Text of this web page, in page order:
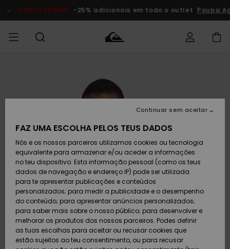
do
DUPLA PROMO -25% adicionais em todo o outlet Poupa
Calçado e
chinelos
Surfe/água
Snow
MENINO
Calçado e
chinelos
Surfe/água
Neve
MULHER
chegados
Highlights
Snow
SURF
Homem
Crianças
Highlights
Community
SNOW
Neve
Homem
Artigos
Criança
Snow Shop
Feminino
Highlights
DUPLA
PROMO
Homem
Criança
Outlet
Mulher
encomenda
Devoluções
Pagamento
Cartão
presente
Quiksilver
Freedom
FAZ UMA ESCOLHA PELOS TEUS DADOS
Nós e os nossos parceiros utilizamos cookies ou tecnologia
equivalente para armazenar e/ou aceder a informações
no teu dispositivo. Esta informação pessoal (como os teus
dados de navegação e endereço IP) pode ser utilizada
para te apresentar publicações e conteúdos
personalizados; para medir a publicidade e o desempenho
do conteúdo; para apresentar anúncios personalizados;
para saber mais sobre o nosso público; para desenvolver e
melhorar os produtos dos nossos parceiros. Podes definir
as tuas escolhas para aceitar ou recusar cookies que
estão sujeitos ao teu consentimento, ou para recusar
Continuar sem aceitar